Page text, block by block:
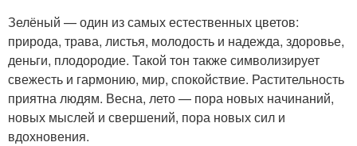
Зелёный — один из самых естественных цветов:
природа, трава, листья, молодость и надежда, здоровье,
деньги, плодородие. Такой тон также символизирует
свежесть и гармонию, мир, спокойствие. Растительность
приятна людям. Весна, лето — пора новых начинаний,
новых мыслей и свершений, пора новых сил и
вдохновения.